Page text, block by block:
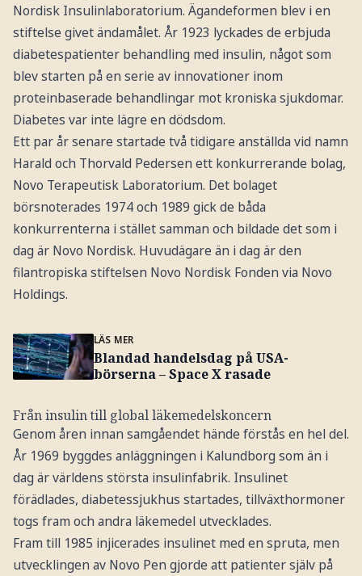
Nordisk Insulinlaboratorium. Ägandeformen blev i en
stiftelse givet ändamålet. År 1923 lyckades de erbjuda
diabetespatienter behandling med insulin, något som
blev starten på en serie av innovationer inom
proteinbaserade behandlingar mot kroniska sjukdomar.
Diabetes var inte lägre en dödsdom.
Ett par år senare startade två tidigare anställda vid namn
Harald och Thorvald Pedersen ett konkurrerande bolag,
Novo Terapeutisk Laboratorium. Det bolaget
börsnoterades 1974 och 1989 gick de båda
konkurrenterna i stället samman och bildade det som i
dag är Novo Nordisk. Huvudägare än i dag är den
filantropiska stiftelsen Novo Nordisk Fonden via Novo
Holdings.
LÄS MER
Blandad handelsdag på USA-
börserna – Space X rasade
Från insulin till global läkemedelskoncern
Genom åren innan samgåendet hände förstås en hel del.
År 1969 byggdes anläggningen i Kalundborg som än i
dag är världens största insulinfabrik. Insulinet
förädlades, diabetessjukhus startades, tillväxthormoner
togs fram och andra läkemedel utvecklades.
Fram till 1985 injicerades insulinet med en spruta, men
utvecklingen av Novo Pen gjorde att patienter själv på